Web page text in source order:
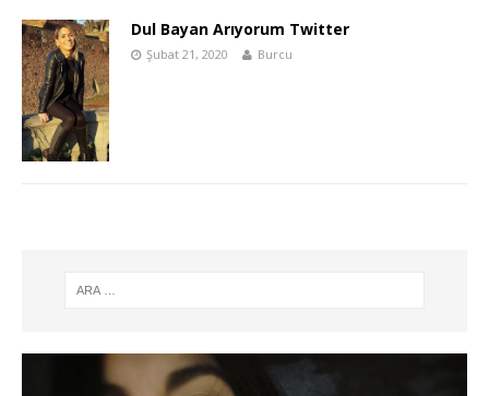
Dul Bayan Arıyorum Twitter
Şubat 21, 2020 Burcu